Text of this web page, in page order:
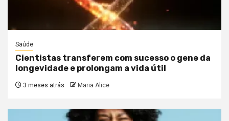
Saúde
Cientistas transferem com sucesso o gene da
longevidade e prolongam a vida útil
3 meses atrás Maria Alice